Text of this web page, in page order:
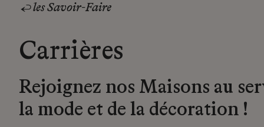
les Savoir-Faire
Carrières
Rejoignez nos Maisons au
la mode et de la décoration !